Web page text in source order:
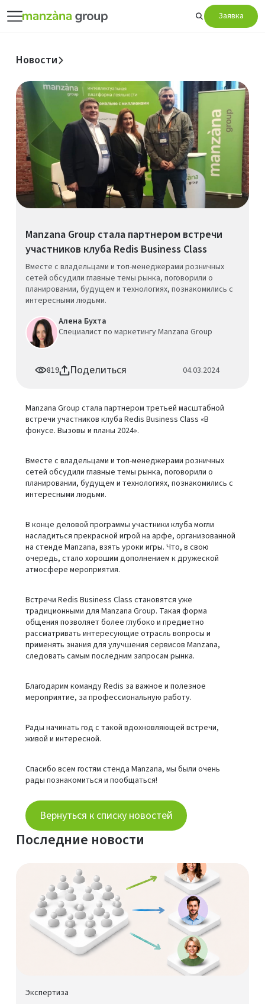
Заявка
Новости
Manzana Group стала партнером встречи
участников клуба Redis Business Class
Вместе с владельцами и топ-менеджерами розничных
сетей обсудили главные темы рынка, поговорили о
планировании, будущем и технологиях, познакомились с
интересными людьми.
Алена Бухта
Специалист по маркетингу Manzana Group
819 Поделиться 04.03.2024
Manzana Group стала партнером третьей масштабной
встречи участников клуба Redis Business Class «В
фокусе. Вызовы и планы 2024».
Вместе с владельцами и топ-менеджерами розничных
сетей обсудили главные темы рынка, поговорили о
планировании, будущем и технологиях, познакомились с
интересными людьми.
В конце деловой программы участники клуба могли
насладиться прекрасной игрой на арфе, организованной
на стенде Manzana, взять уроки игры. Что, в свою
очередь, стало хорошим дополнением к дружеской
атмосфере мероприятия.
Встречи Redis Business Class становятся уже
традиционными для Manzana Group. Такая форма
общения позволяет более глубоко и предметно
рассматривать интересующие отрасль вопросы и
применять знания для улучшения сервисов Manzana,
следовать самым последним запросам рынка.
Благодарим команду Redis за важное и полезное
мероприятие, за профессиональную работу.
Рады начинать год с такой вдохновляющей встречи,
живой и интересной.
Спасибо всем гостям стенда Manzana, мы были очень
рады познакомиться и пообщаться!
Вернуться к списку новостей
Последние новости
Экспертиза